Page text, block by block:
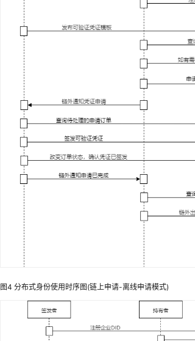
图4分布式身份使用时序图(链上申请-离线申请模式)